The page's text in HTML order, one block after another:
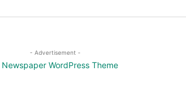
- Advertisement -